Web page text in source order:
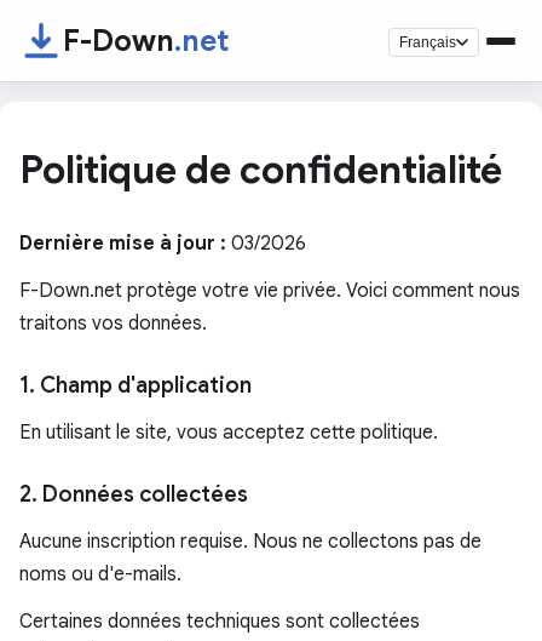
F-Down.net Français
Politique de confidentialité
Dernière mise à jour : 03/2026
F-Down.net protège votre vie privée. Voici comment nous
traitons vos données.
1. Champ d'application
En utilisant le site, vous acceptez cette politique.
2. Données collectées
Aucune inscription requise. Nous ne collectons pas de
noms ou d'e-mails.
Certaines données techniques sont collectées